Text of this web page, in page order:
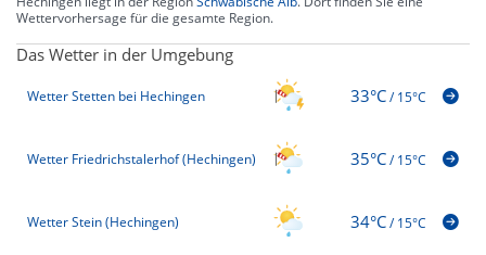
Wettervorhersage für die gesamte Region.
Das Wetter in der Umgebung
Wetter Stetten bei Hechingen 33°C/15°C
Wetter Friedrichstalerhof (Hechingen) 35°C/15°C
Wetter Stein (Hechingen) 34°C/15°C